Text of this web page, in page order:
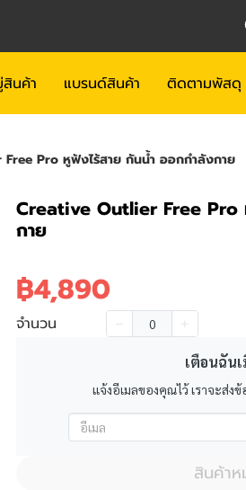
นค้า แบรนด์สินค้า ติดตามพัสดุ
Pro หูฟังไร้สาย กันน้ำ ออกกำลังกาย
Creative Outlier Free Pro
กาย
฿4,890
จำนวน
เตือนฉัน
แจ้งอีเมลของคุณไว้ เราจะส่ง
สินค้า